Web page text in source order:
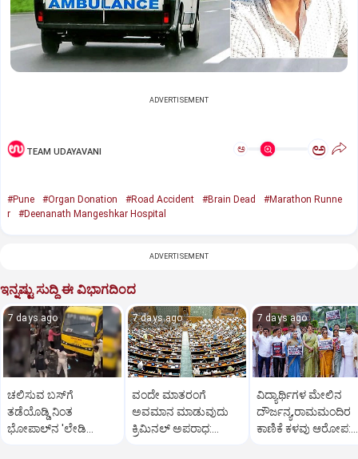
ADVERTISEMENT
TEAM UDAYAVANI ಅ ಅ
#Pune #Organ Donation #Road Accident #Brain Dead
#Marathon Runne
r
#Deenanath Mangeshkar Hospital
ADVERTISEMENT
ಇನ್ನಷ್ಟು ಸುದ್ದಿ ಈ ವಿಭಾಗದಿಂದ
7 days ago
ಚಲಿಸುವ ಬಸ್‌ಗೆ
ತಡೆಯೊಡ್ಡಿ ನಿಂತ
ಭೋಪಾಲ್‌ನ 'ಲೇಡಿ
7 days ago
ವಂದೇ ಮಾತರಂಗೆ
ಅವಮಾನ ಮಾಡುವುದು
ಕ್ರಿಮಿನಲ್ ಅಪರಾಧ:
7 days ago
ವಿದ್ಯಾರ್ಥಿಗಳ ಮೇಲಿನ
ದೌರ್ಜನ್ಯ,ರಾಮಮಂದಿರ
ಕಾಣಿಕೆ ಕಳವು ಆರೋಪ: